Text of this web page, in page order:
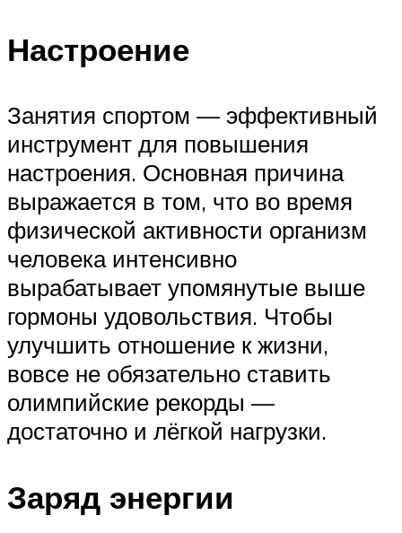
Настроение
Занятия спортом — эффективный
инструмент для повышения
настроения. Основная причина
выражается в том, что во время
физической активности организм
человека интенсивно
вырабатывает упомянутые выше
гормоны удовольствия. Чтобы
улучшить отношение к жизни,
вовсе не обязательно ставить
олимпийские рекорды —
достаточно и лёгкой нагрузки.
Заряд энергии